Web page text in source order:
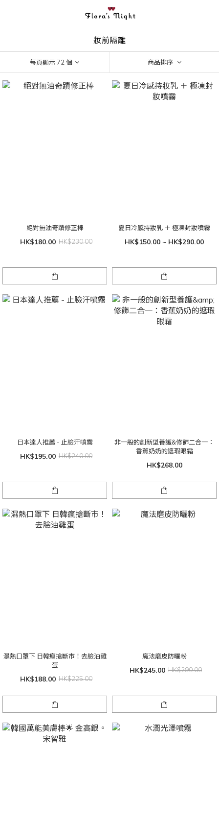
妝前隔離
每頁顯示 72 個 商品排序
絕對無油奇蹟修正棒
HK$180.00 HK$230.00
夏日冷感持妝乳 ＋ 極凍封妝噴霧
HK$150.00 ~ HK$290.00
日本達人推薦 - 止臉汗噴霧
HK$195.00 HK$240.00
非一般的創新型養護&修飾二合一：
香蕉奶奶的遮瑕眼霜
HK$268.00
濕熱口罩下 日韓瘋搶斷市！去臉油雞
蛋
HK$188.00 HK$225.00
魔法磨皮防曬粉
HK$245.00 HK$290.00